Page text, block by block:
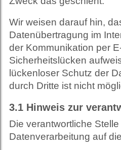
Wir weisen darauf hin,
Datenübertragung im
der Kommunikation per
Sicherheitslücken
lückenloser Schutz der
durch Dritte ist nicht
3.1 Hinweis zur
Die verantwortliche Stelle
Datenverarbeitung auf